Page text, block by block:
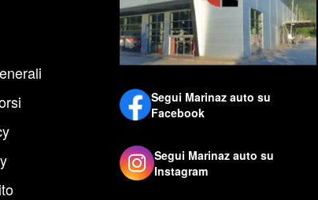
Segui Marinaz auto su
Facebook
Segui Marinaz auto su
Instagram